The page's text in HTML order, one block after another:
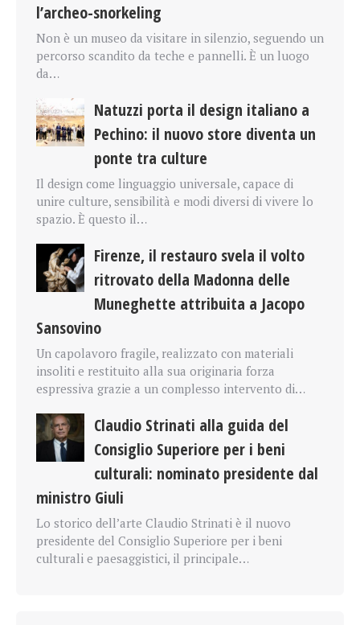
l’archeo-snorkeling
Non è un museo da visitare in silenzio, seguendo un
percorso scandito da teche e pannelli. È un luogo
da…
Natuzzi porta il design italiano a
Pechino: il nuovo store diventa un
ponte tra culture
Il design come linguaggio universale, capace di
unire culture, sensibilità e modi diversi di vivere lo
spazio. È questo il…
Firenze, il restauro svela il volto
ritrovato della Madonna delle
Muneghette attribuita a Jacopo
Sansovino
Un capolavoro fragile, realizzato con materiali
insoliti e restituito alla sua originaria forza
espressiva grazie a un complesso intervento di…
Claudio Strinati alla guida del
Consiglio Superiore per i beni
culturali: nominato presidente dal
ministro Giuli
Lo storico dell’arte Claudio Strinati è il nuovo
presidente del Consiglio Superiore per i beni
culturali e paesaggistici, il principale…